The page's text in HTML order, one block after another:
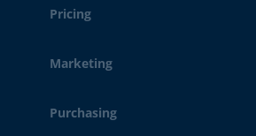
Pricing
Marketing
Purchasing